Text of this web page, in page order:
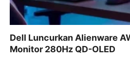
Dell Luncurkan Alienware
Monitor 280Hz QD-OLED